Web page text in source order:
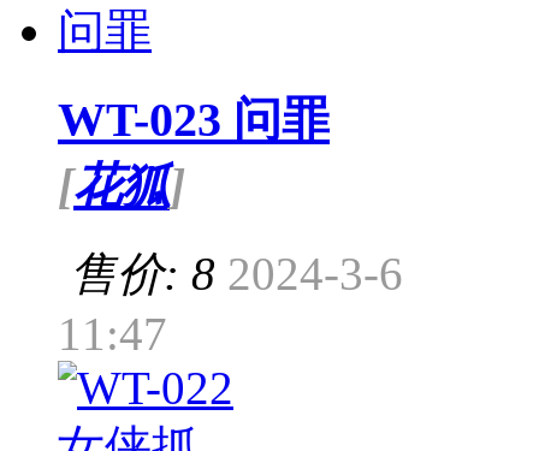
WT-023 问罪
[花狐]
售价: 8 2024-3-6
11:47